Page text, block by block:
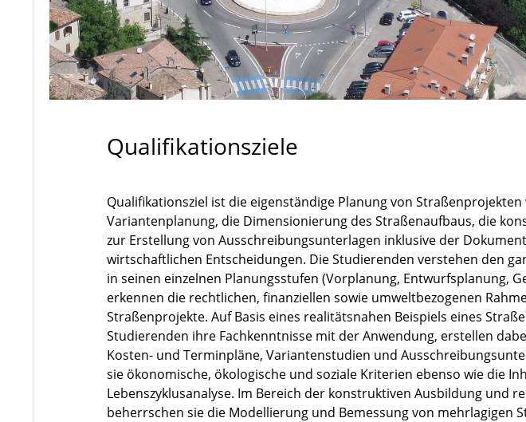
Qualifikationsziele
Qualifikationsziel ist die eigenständige Planung von
Variantenplanung, die Dimensionierung des Straßenaufbaus, die
zur Erstellung von Ausschreibungsunterlagen inklusive der
wirtschaftlichen Entscheidungen. Die Studierenden verstehen den
in seinen einzelnen Planungsstufen (Vorplanung, Entwurfsplanung,
erkennen die rechtlichen, finanziellen sowie umweltbezogenen
Straßenprojekte. Auf Basis eines realitätsnahen Beispiels eines
Studierenden ihre Fachkenntnisse mit der Anwendung, erstellen
Kosten- und Terminpläne, Variantenstudien und
sie ökonomische, ökologische und soziale Kriterien ebenso wie die
Lebenszyklusanalyse. Im Bereich der konstruktiven Ausbildung und
beherrschen sie die Modellierung und Bemessung von mehrlagigen